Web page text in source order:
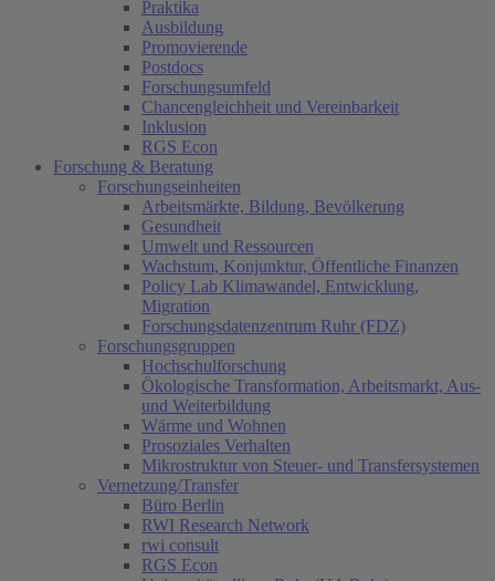
Praktika
Ausbildung
Promovierende
Postdocs
Forschungsumfeld
Chancengleichheit und Vereinbarkeit
Inklusion
RGS Econ
Forschung & Beratung
Forschungseinheiten
Arbeitsmärkte, Bildung, Bevölkerung
Gesundheit
Umwelt und Ressourcen
Wachstum, Konjunktur, Öffentliche Finanzen
Policy Lab Klimawandel, Entwicklung,
Migration
Forschungsdatenzentrum Ruhr (FDZ)
Forschungsgruppen
Hochschulforschung
Ökologische Transformation, Arbeitsmarkt, Aus-
und Weiterbildung
Wärme und Wohnen
Prosoziales Verhalten
Mikrostruktur von Steuer- und Transfersystemen
Vernetzung/Transfer
Büro Berlin
RWI Research Network
rwi consult
RGS Econ